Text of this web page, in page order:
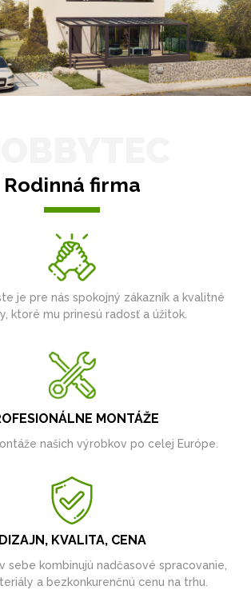
Rodinná firma
je pre nás spokojný zákazník a kvalitné
ktoré mu prinesú radosť a úžitok.
MONTÁŽE
našich výrobkov po celej Európe.
DIZAJN, KVALITA, CENA
sebe kombinujú nadčasové spracovanie,
a bezkonkurenčnú cenu na trhu.